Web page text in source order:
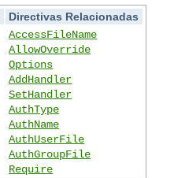
Directivas Relacionadas
AccessFileName
AllowOverride
Options
AddHandler
SetHandler
AuthType
AuthName
AuthUserFile
AuthGroupFile
Require